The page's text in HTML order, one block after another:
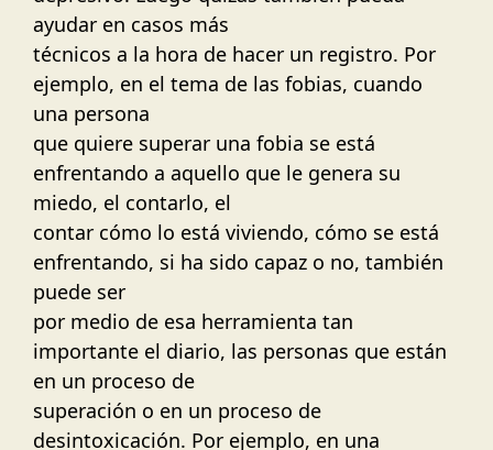
ayudar en casos más
técnicos a la hora de hacer un registro. Por
ejemplo, en el tema de las fobias, cuando
una persona
que quiere superar una fobia se está
enfrentando a aquello que le genera su
miedo, el contarlo, el
contar cómo lo está viviendo, cómo se está
enfrentando, si ha sido capaz o no, también
puede ser
por medio de esa herramienta tan
importante el diario, las personas que están
en un proceso de
superación o en un proceso de
desintoxicación. Por ejemplo, en una